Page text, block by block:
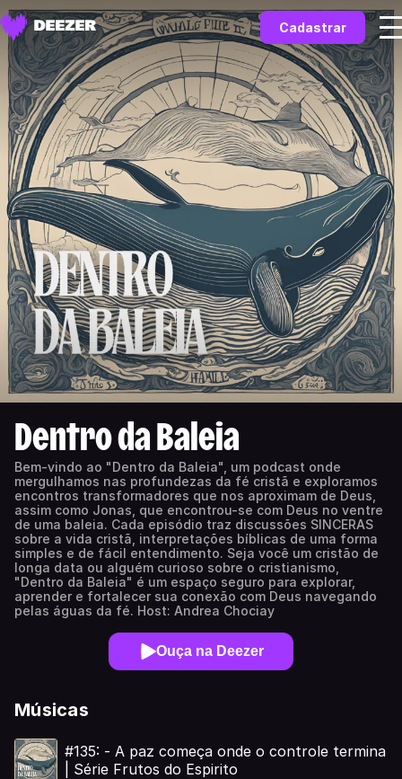
Cadastrar
Dentro da Baleia
Bem-vindo ao "Dentro da Baleia", um podcast onde
mergulhamos nas profundezas da fé cristã e exploramos
encontros transformadores que nos aproximam de Deus,
assim como Jonas, que encontrou-se com Deus no ventre
de uma baleia. Cada episódio traz discussões SINCERAS
sobre a vida cristã, interpretações bíblicas de uma forma
simples e de fácil entendimento. Seja você um cristão de
longa data ou alguém curioso sobre o cristianismo,
"Dentro da Baleia" é um espaço seguro para explorar,
aprender e fortalecer sua conexão com Deus navegando
pelas águas da fé. Host: Andrea Chociay
Ouça na Deezer
Músicas
#135: - A paz começa onde o controle termina
| Série Frutos do Espirito